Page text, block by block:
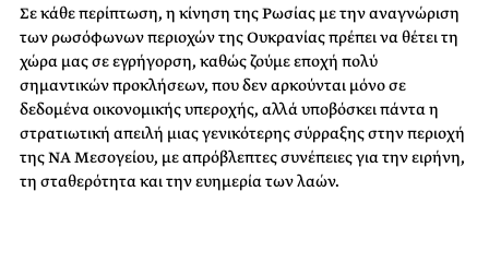
Σε κάθε περίπτωση, η κίνηση της Ρωσίας με την αναγνώριση
των ρωσόφωνων περιοχών της Ουκρανίας πρέπει να θέτει τη
χώρα μας σε εγρήγορση, καθώς ζούμε εποχή πολύ
σημαντικών προκλήσεων, που δεν αρκούνται μόνο σε
δεδομένα οικονομικής υπεροχής, αλλά υποβόσκει πάντα η
στρατιωτική απειλή μιας γενικότερης σύρραξης στην περιοχή
της ΝΑ Μεσογείου, με απρόβλεπτες συνέπειες για την ειρήνη,
τη σταθερότητα και την ευημερία των λαών.